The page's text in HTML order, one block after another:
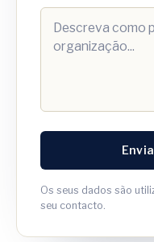
Os seus dados são
seu contacto.